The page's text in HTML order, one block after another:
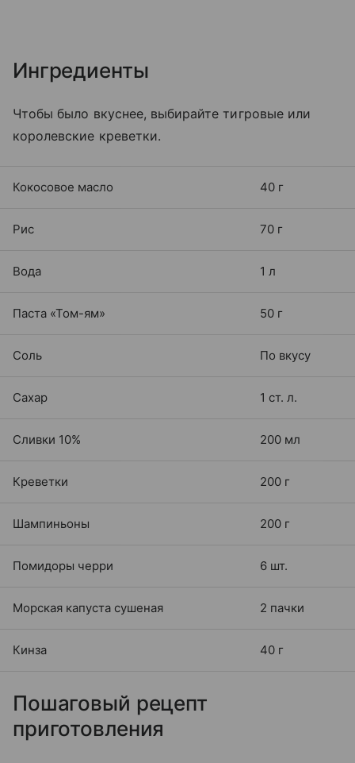
Ингредиенты
Чтобы было вкуснее, выбирайте тигровые или
королевские креветки.
Кокосовое масло 40 г
Рис 70 г
Вода 1 л
Паста «Том-ям» 50 г
Соль По вкусу
Сахар 1 ст. л.
Сливки 10% 200 мл
Креветки 200 г
Шампиньоны 200 г
Помидоры черри 6 шт.
Морская капуста сушеная 2 пачки
Кинза 40 г
Пошаговый рецепт
приготовления